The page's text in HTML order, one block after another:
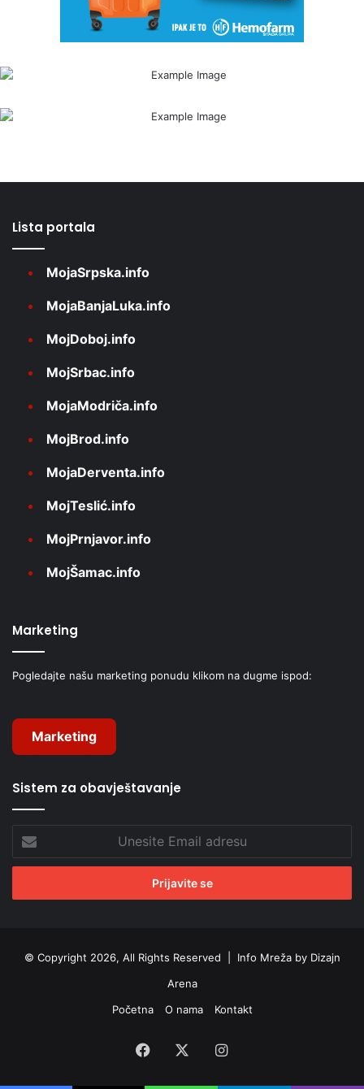
Lista portala
MojaSrpska.info
MojaBanjaLuka.info
MojDoboj.info
MojSrbac.info
MojaModriča.info
MojBrod.info
MojaDerventa.info
MojTeslić.info
MojPrnjavor.info
MojŠamac.info
Marketing
Pogledajte našu marketing ponudu klikom na dugme ispod:
Marketing
Sistem za obavještavanje
Email
adresu
© Copyright 2026, All Rights Reserved | Info Mreža by Dizajn
Arena
Početna
O nama Kontakt
Facebook Instagram